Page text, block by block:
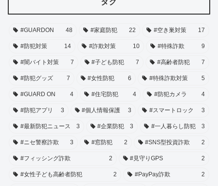
タグ
#GUARDON 48 #家庭防犯 22 #空き巣対策 17
#防犯対策 14 #詐欺対策 10 #特殊詐欺 9
#闇バイト対策 7 #子ども防犯 7 #高齢者防犯 7
#防犯グッズ 7 #女性防犯 6 #特殊詐欺対策 5
#GUARD ON 4 #住宅防犯 4 #防犯カメラ 4
#防犯アプリ 3 #個人情報保護 3 #スマートロック 3
#最新防犯ニュース 3 #企業防犯 3 #一人暮らし防犯 3
#ニセ警察詐欺 3 #窓防犯 2 #SNS型投資詐欺 2
#フィッシング詐欺 2 #見守りGPS 2
#女性子ども高齢者防犯 2 #PayPay詐欺 2